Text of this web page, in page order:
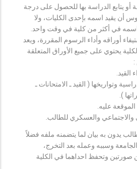
أو يتابع الدراسة بها للحصول على درجة
أن يقيد اسمه بإحدى الكليات، ولا
اسمه في أكثر من كلية في وقت واحد.
أوراقه وأداء الرسوم المقررة، ويعد
يحتوي على جميع الأوراق المتعلقة
:
القيد.
وتواريخها ( القيد ـ الامتحانات ـ
).
الموقعة عليه.
والاجتماعي والعسكري للطالب.
يدون به بيان لما يتضمنه ملفه فضلاً
وسببه وعمله بعد التخرج،
صورتين وتحفظ احداهما في الكلية